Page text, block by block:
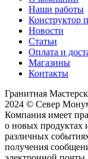
Наши работы
Конструктор
Новости
Статьи
Оплата и
Магазины
Контакты
Гранитная
2024 © Север
Компания имеет
о новых продуктах
различных
получения